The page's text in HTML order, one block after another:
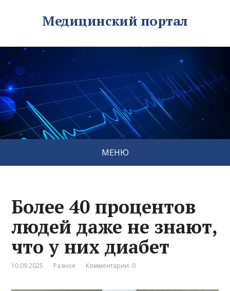
Медицинский портал
МЕНЮ
Более 40 процентов
людей даже не знают,
что у них диабет
10.09.2025 Разное Комментарии: 0